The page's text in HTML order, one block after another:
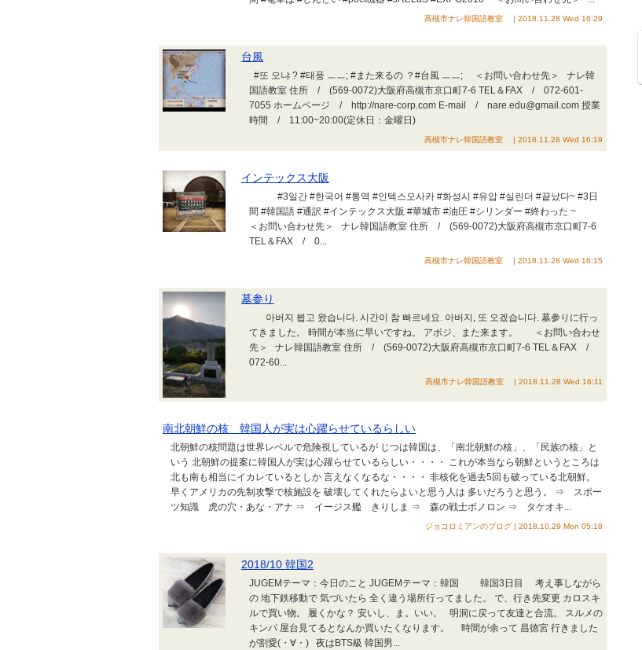
高槻市ナレ韓国語教室 | 2018.11.28 Wed 16:29
台風
#또 오냐 ? #태풍 ㅡㅡ; #また来るの ？#台風 ㅡㅡ; ＜お問い合わせ先＞ ナレ韓
国語教室 住所 / (569-0072)大阪府高槻市京口町7-6 TEL＆FAX / 072-601-
7055 ホームページ / http://nare-corp.com E-mail / nare.edu@gmail.com 授業
時間 / 11:00~20:00(定休日：金曜日)
高槻市ナレ韓国語教室 | 2018.11.28 Wed 16:19
インテックス大阪
#3일간 #한국어 #통역 #인텍스오사카 #화성시 #유압 #실린더 #끝났다~ #3日
間 #韓国語 #通訳 #インテックス大阪 #華城市 #油圧 #シリンダー #終わった ~
＜お問い合わせ先＞ ナレ韓国語教室 住所 / (569-0072)大阪府高槻市京口町7-6
TEL＆FAX / 0...
高槻市ナレ韓国語教室 | 2018.11.28 Wed 16:15
墓参り
아버지 뵙고 왔습니다. 시간이 참 빠르네요. 아버지, 또 오겠습니다. 墓参りに行っ
てきました。 時間が本当に早いですね。 アボジ、また来ます。 ＜お問い合わせ
先＞ ナレ韓国語教室 住所 / (569-0072)大阪府高槻市京口町7-6 TEL＆FAX /
072-60...
高槻市ナレ韓国語教室 | 2018.11.28 Wed 16:11
南北朝鮮の核 韓国人が実は心躍らせているらしい
北朝鮮の核問題は世界レベルで危険視しているが じつは韓国は、「南北朝鮮の核」、「民族の核」と
いう 北朝鮮の提案に韓国人が実は心躍らせているらしい・・・・ これが本当なら朝鮮というところは
北も南も相当にイカレているとしか 言えなくなるな・・・・ 非核化を過去5回も破っている北朝鮮。
早くアメリカの先制攻撃で核施設を 破壊してくれたらよいと思う人は 多いだろうと思う。 ⇒ スポー
ツ知識 虎の穴・あな・アナ ⇒ イージス艦 きりしま ⇒ 森の戦士ボノロン ⇒ タケオキ...
ジョコロミアンのブログ | 2018.10.29 Mon 05:18
2018/10 韓国2
JUGEMテーマ：今日のこと JUGEMテーマ：韓国 韓国3日目 考え事しながら
の 地下鉄移動で 気づいたら 全く違う場所行ってました。 で、行き先変更 カロスキ
ルで買い物。 履くかな？ 安いし、ま。いい。 明洞に戻って友達と合流。 スルメの
キンパ 屋台見てるとなんか買いたくなります。 時間が余って 昌徳宮 行きました
が割愛(・∀・) 夜はBTS級 韓国男...